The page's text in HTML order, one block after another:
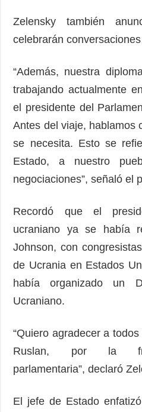
Zelensky también
celebrarán
“Además, nuestra
trabajando actualmente
el presidente del
Antes del viaje, hablamos
se necesita. Esto se
Estado, a nuestro
negociaciones”, señaló el
Recordó que el
ucraniano ya se había
Johnson, con
de Ucrania en Estados
había organizado un
Ucraniano.
“Quiero agradecer a
Ruslan, por la
parlamentaria”, declaró
El jefe de Estado